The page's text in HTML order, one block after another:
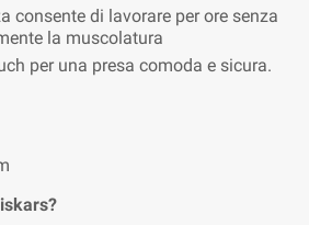
consente di lavorare per ore senza
la muscolatura
per una presa comoda e sicura.